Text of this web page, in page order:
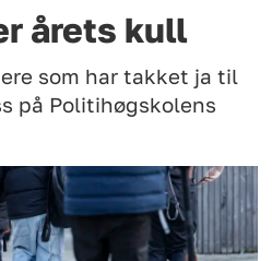
årets kull
som har takket ja til
på Politihøgskolens